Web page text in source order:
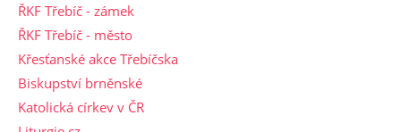
ŘKF Třebíč - zámek
ŘKF Třebíč - město
Křesťanské akce Třebíčska
Biskupství brněnské
Katolická církev v ČR